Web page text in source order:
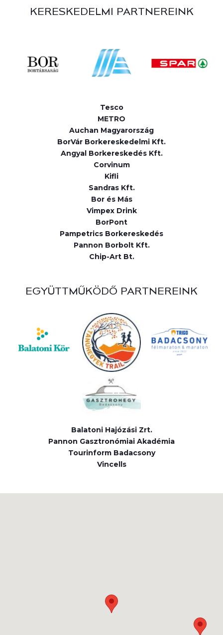
KERESKEDELMI PARTNEREINK
Tesco
METRO
Auchan Magyarország
BorVár Borkereskedelmi Kft.
Angyal Borkereskedés Kft.
Corvinum
Kifli
Sandras Kft.
Bor és Más
Vimpex Drink
BorPont
Pampetrics Borkereskedés
Pannon Borbolt Kft.
Chip-Art Bt.
EGYÜTTMŰKÖDŐ PARTNEREINK
Balatoni Hajózási Zrt.
Pannon Gasztronómiai Akadémia
Tourinform Badacsony
Vincells